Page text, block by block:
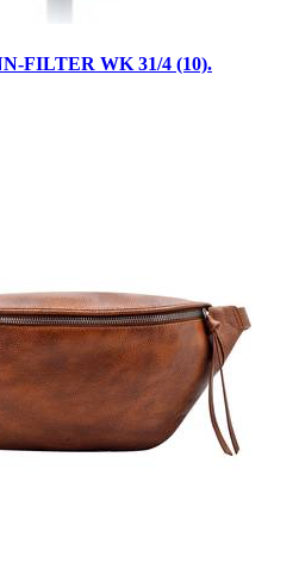
FILTER WK 31/4 (10).